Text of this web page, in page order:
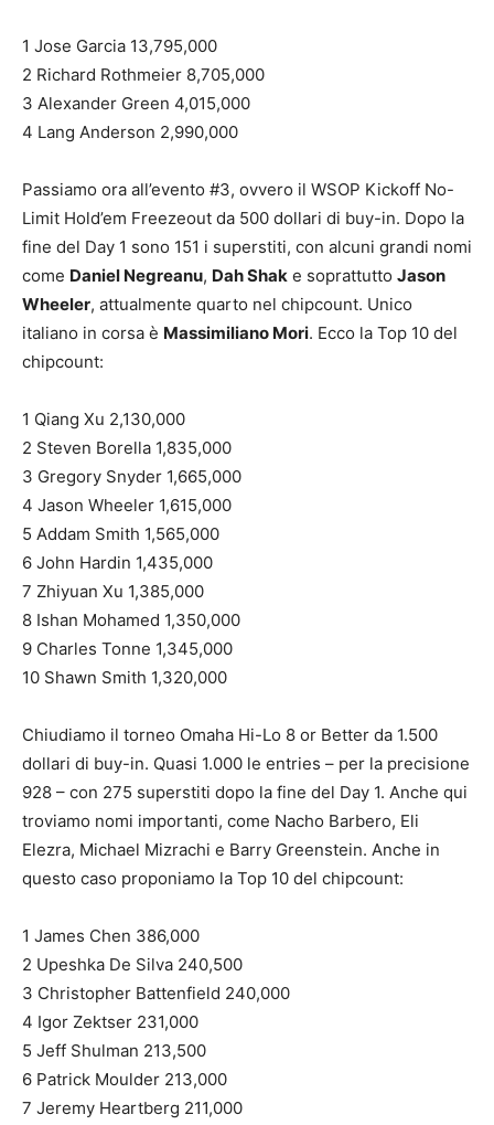
1 Jose Garcia 13,795,000
2 Richard Rothmeier 8,705,000
3 Alexander Green 4,015,000
4 Lang Anderson 2,990,000
Passiamo ora all’evento #3, ovvero il WSOP Kickoff No-
Limit Hold’em Freezeout da 500 dollari di buy-in. Dopo la
fine del Day 1 sono 151 i superstiti, con alcuni grandi nomi
come Daniel Negreanu, Dah Shak e soprattutto Jason
Wheeler, attualmente quarto nel chipcount. Unico
italiano in corsa è Massimiliano Mori. Ecco la Top 10 del
chipcount:
1 Qiang Xu 2,130,000
2 Steven Borella 1,835,000
3 Gregory Snyder 1,665,000
4 Jason Wheeler 1,615,000
5 Addam Smith 1,565,000
6 John Hardin 1,435,000
7 Zhiyuan Xu 1,385,000
8 Ishan Mohamed 1,350,000
9 Charles Tonne 1,345,000
10 Shawn Smith 1,320,000
Chiudiamo il torneo Omaha Hi-Lo 8 or Better da 1.500
dollari di buy-in. Quasi 1.000 le entries – per la precisione
928 – con 275 superstiti dopo la fine del Day 1. Anche qui
troviamo nomi importanti, come Nacho Barbero, Eli
Elezra, Michael Mizrachi e Barry Greenstein. Anche in
questo caso proponiamo la Top 10 del chipcount:
1 James Chen 386,000
2 Upeshka De Silva 240,500
3 Christopher Battenfield 240,000
4 Igor Zektser 231,000
5 Jeff Shulman 213,500
6 Patrick Moulder 213,000
7 Jeremy Heartberg 211,000